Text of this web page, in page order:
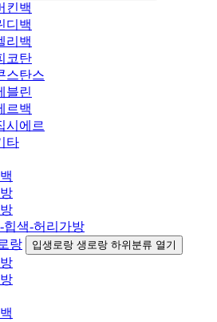
킨백
디백
리백
코탄
스탄스
블린
르백
시에르
타
힙색-허리가방
랑
입생로랑 생로랑 하위분류 열기